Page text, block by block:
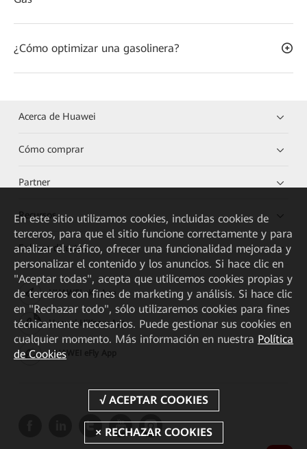
¿Cómo optimizar una gasolinera?
Acerca de Huawei
Cómo comprar
Partner
Recursos
Enlaces directos
HUAWEI eKit App
Huawei HiKnow App
HUAWEI eFly App
En este sitio utilizamos cookies, incluidas cookies de
terceros, para que el sitio funcione correctamente y para
analizar el tráfico, ofrecer una funcionalidad mejorada y
personalizar el contenido y los anuncios. Si hace clic en
"Aceptar todas", acepta que utilicemos cookies propias y
de terceros con fines de marketing y análisis. Si hace clic
en "Rechazar todo", sólo utilizaremos cookies para fines
técnicamente necesarios. Puede gestionar sus cookies en
cualquier momento. Más información en nuestra Política
de Cookies